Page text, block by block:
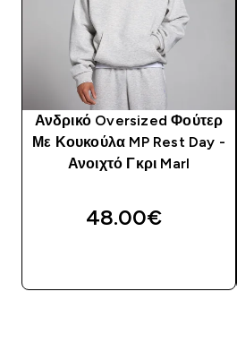
Ανδρικό Oversized Φούτερ
Με Κουκούλα MP Rest Day -
Ανοιχτό Γκρι Marl
48.00€‎